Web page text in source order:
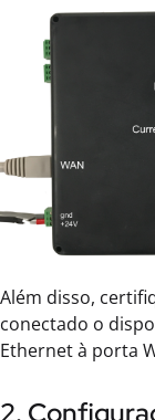
Além disso,
conectado o
Ethernet à porta
2.